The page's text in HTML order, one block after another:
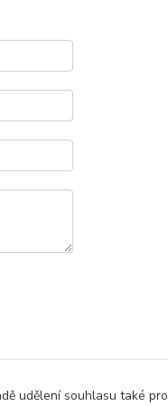
udělení souhlasu také pro